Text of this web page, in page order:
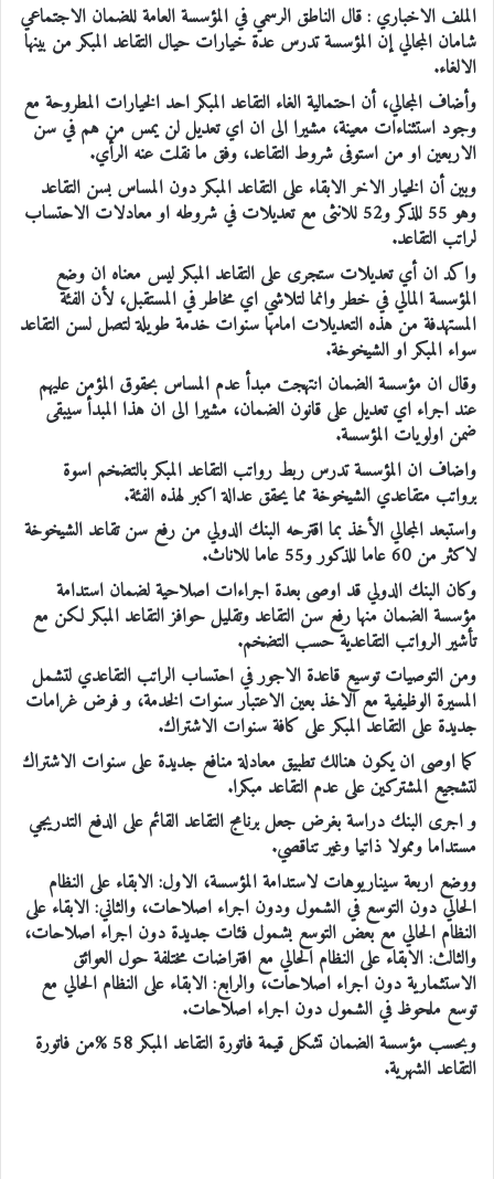
الملف الاخباري : قال الناطق الرسمي في المؤسسة العامة للضمان الاجتماعي
شامان المجالي إن المؤسسة تدرس عدة خيارات حيال التقاعد المبكر من بينها
الالغاء.
وأضاف المجالي، أن احتمالية الغاء التقاعد المبكر احد الخيارات المطروحة مع
وجود استثناءات معينة، مشيرا الى ان اي تعديل لن يمس من هم في سن
الاربعين او من استوفى شروط التقاعد، وفق ما نقلت عنه الرأي.
وبين أن الخيار الاخر الابقاء على التقاعد المبكر دون المساس بسن التقاعد
وهو 55 للذكر و52 للانثى مع تعديلات في شروطه او معادلات الاحتساب
لراتب التقاعد.
واكد ان أي تعديلات ستجرى على التقاعد المبكر ليس معناه ان وضع
المؤسسة المالي في خطر وانما لتلاشي اي مخاطر في المستقبل، لأن الفئة
المستهدفة من هذه التعديلات امامها سنوات خدمة طويلة لتصل لسن التقاعد
سواء المبكر او الشيخوخة.
وقال ان مؤسسة الضمان انتهجت مبدأ عدم المساس بحقوق المؤمن عليهم
عند اجراء اي تعديل على قانون الضمان، مشيرا الى ان هذا المبدأ سيبقى
ضمن اولويات المؤسسة.
واضاف ان المؤسسة تدرس ربط رواتب التقاعد المبكر بالتضخم اسوة
برواتب متقاعدي الشيخوخة مما يحقق عدالة اكبر لهذه الفئة.
واستبعد المجالي الأخذ بما اقترحه البنك الدولي من رفع سن تقاعد الشيخوخة
لاكثر من 60 عاما للذكور و55 عاما للاناث.
وكان البنك الدولي قد اوصى بعدة اجراءات اصلاحية لضمان استدامة
مؤسسة الضمان منها رفع سن التقاعد وتقليل حوافز التقاعد المبكر لكن مع
تأشير الرواتب التقاعدية حسب التضخم.
ومن التوصيات توسيع قاعدة الاجور في احتساب الراتب التقاعدي لتشمل
المسيرة الوظيفية مع الاخذ بعين الاعتبار سنوات الخدمة، و فرض غرامات
جديدة على التقاعد المبكر على كافة سنوات الاشتراك.
كما اوصى ان يكون هنالك تطبيق معادلة منافع جديدة على سنوات الاشتراك
لتشجيع المشتركين على عدم التقاعد مبكرا.
و اجرى البنك دراسة بغرض جعل برنامج التقاعد القائم ‏على الدفع التدريجي
مستداما وممولا ذاتيا وغير تناقصي.
ووضع اربعة سيناريوهات لاستدامة المؤسسة، الاول: الابقاء على النظام
الحالي دون التوسع في الشمول ودون اجراء اصلاحات، والثاني: الابقاء على
النظام الحالي مع بعض التوسع بشمول فئات جديدة دون اجراء اصلاحات،
والثالث: الابقاء على النظام الحالي مع افتراضات مختلفة حول العوائق
الاستثمارية دون اجراء اصلاحات، والرابع: الابقاء على النظام الحالي مع
توسع ملحوظ في الشمول دون اجراء اصلاحات.
وبحسب مؤسسة الضمان تشكل قيمة فاتورة التقاعد المبكر 58 %من فاتورة
التقاعد الشهرية.